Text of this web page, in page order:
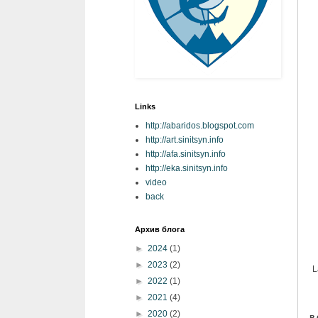
Links
http://abaridos.blogspot.com
http://art.sinitsyn.info
http://afa.sinitsyn.info
http://eka.sinitsyn.info
video
back
Архив блога
► 2024 (1)
► 2023 (2)
► 2022 (1)
► 2021 (4)
► 2020 (2)